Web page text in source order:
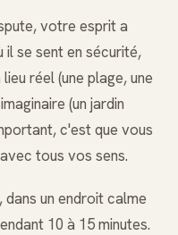
votre esprit a
il se sent en sécurité,
réel (une plage, une
(un jardin
c'est que vous
tous vos sens.
un endroit calme
10 à 15 minutes.